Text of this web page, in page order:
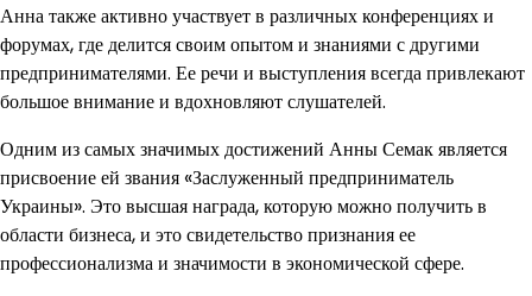
Анна также активно участвует в различных конференциях и
форумах, где делится своим опытом и знаниями с другими
предпринимателями. Ее речи и выступления всегда привлекают
большое внимание и вдохновляют слушателей.
Одним из самых значимых достижений Анны Семак является
присвоение ей звания «Заслуженный предприниматель
Украины». Это высшая награда, которую можно получить в
области бизнеса, и это свидетельство признания ее
профессионализма и значимости в экономической сфере.